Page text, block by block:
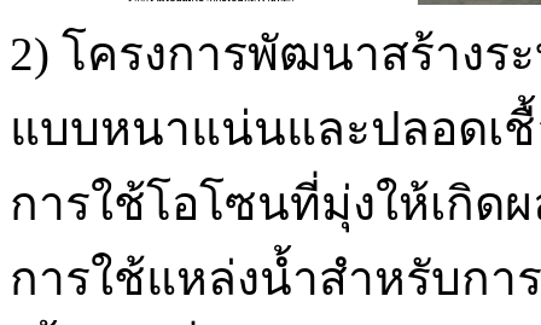
2) โครงการพัฒนาสร้างร
แบบหนาแน่นและปลอดเ
การใช้โอโซนที่มุ่งให้เกิด
การใช้แหล่งน้ำสำหรับกา